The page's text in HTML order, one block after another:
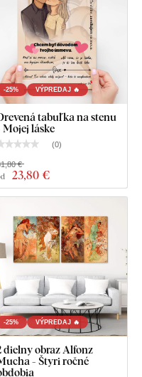
-25% VÝPREDAJ 🔥
tabuľka na stenu
Mojej láske
(0)
23,80 €
€
-25% VÝPREDAJ 🔥
dielny obraz Alfonz
- Štyri ročné